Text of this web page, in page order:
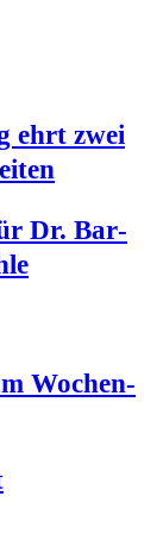
ehrt zwei
Dr. Bar­
Wochen­